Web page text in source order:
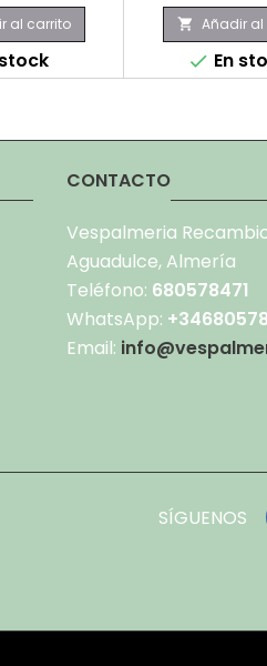
al carrito  Añadir al
 En
CONTACTO
Vespalmeria
Aguadulce, Almería
Teléfono: 680578471
WhatsApp:
Email:
SÍGUENOS